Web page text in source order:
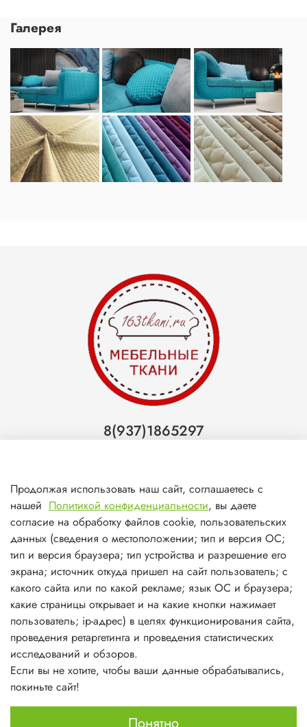
Галерея
О магазине
Информация
Личный кабинет
8(937)1865297
Самара (ТЦ МегаМебель)
8(927)7360008
Самара (ст.м. Победа)
Продолжая использовать наш сайт, соглашаетесь с
нашей Политикой конфиденциальности, вы даете
согласие на обработку файлов cookie, пользовательских
данных (сведения о местоположении; тип и версия ОС;
тип и версия браузера; тип устройства и разрешение его
экрана; источник откуда пришел на сайт пользователь; с
какого сайта или по какой рекламе; язык ОС и браузера;
какие страницы открывает и на какие кнопки нажимает
пользователь; ip-адрес) в целях функционирования сайта,
проведения ретаргетинга и проведения статистических
исследований и обзоров.
Если вы не хотите, чтобы ваши данные обрабатывались,
покиньте сайт!